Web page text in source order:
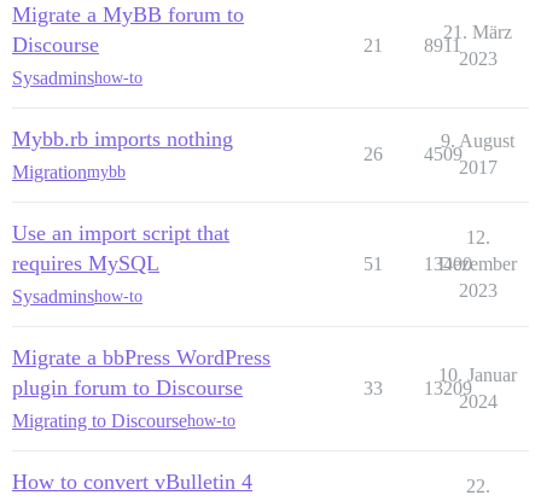
Migrate a MyBB forum to
Discourse
Sysadminshow-to
21 8911
21. März
2023
Mybb.rb imports nothing
Migrationmybb
26 4509
9. August
2017
Use an import script that
requires MySQL
Sysadminshow-to
51 13400
12.
Dezember
2023
Migrate a bbPress WordPress
plugin forum to Discourse
Migrating to Discoursehow-to
33 13209
10. Januar
2024
How to convert vBulletin 4
22.